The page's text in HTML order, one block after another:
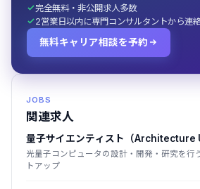
完全無料・非公開求人多数
2営業日以内に専門コンサルタントから連
無料キャリア相談を予約
JOBS
関連求人
量子サイエンティスト（Architecture
光量子コンピュータの設計・開発・研究を行
トアップ